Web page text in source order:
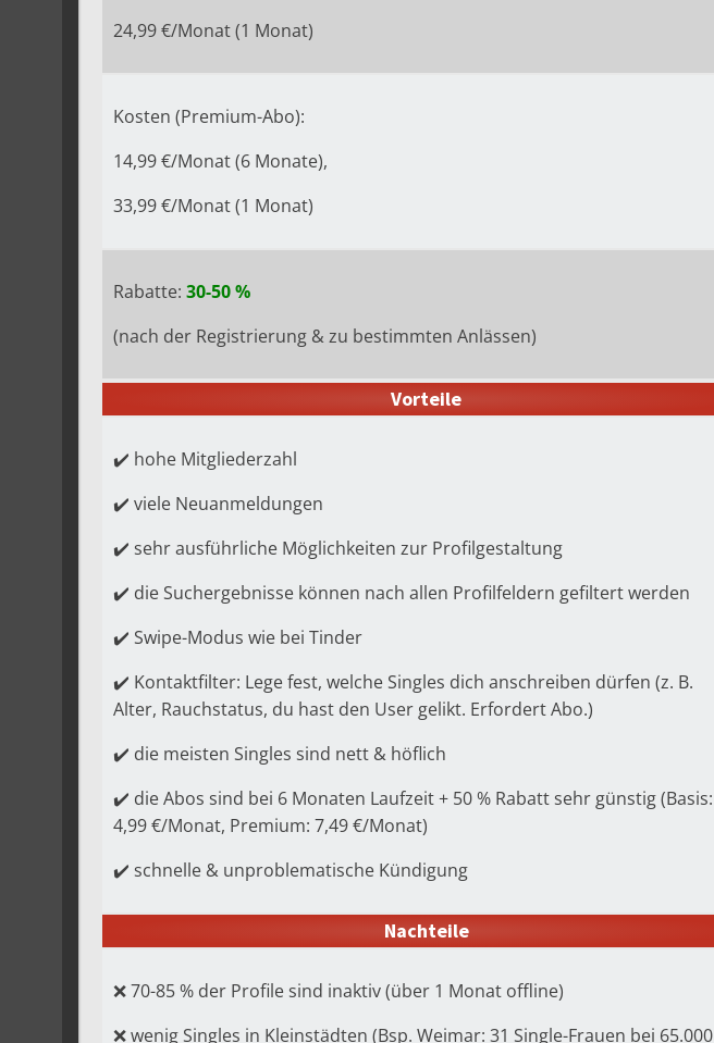
24,99 €/Monat (1 Monat)
Kosten (Premium-Abo):
14,99 €/Monat (6 Monate),
33,99 €/Monat (1 Monat)
Rabatte: 30-50 %
(nach der Registrierung & zu bestimmten Anlässen)
Vorteile
✔️ hohe Mitgliederzahl
✔️ viele Neuanmeldungen
✔️ sehr ausführliche Möglichkeiten zur Profilgestaltung
✔️ die Suchergebnisse können nach allen Profilfeldern gefiltert werden
✔️ Swipe-Modus wie bei Tinder
✔️ Kontaktfilter: Lege fest, welche Singles dich anschreiben dürfen (z. B.
Alter, Rauchstatus, du hast den User gelikt. Erfordert Abo.)
✔️ die meisten Singles sind nett & höflich
✔️ die Abos sind bei 6 Monaten Laufzeit + 50 % Rabatt sehr günstig (Basis:
4,99 €/Monat, Premium: 7,49 €/Monat)
✔️ schnelle & unproblematische Kündigung
Nachteile
❌ 70-85 % der Profile sind inaktiv (über 1 Monat offline)
❌ wenig Singles in Kleinstädten (Bsp. Weimar: 31 Single-Frauen bei 65.000